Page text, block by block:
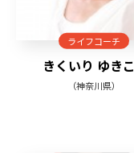
ライフコーチ
きくいり ゆきこ
（神奈川県）